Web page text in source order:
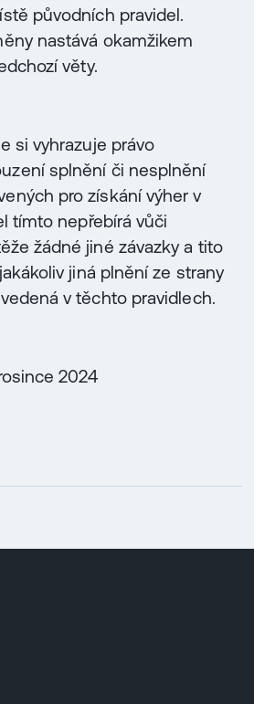
původních pravidel.
nastává okamžikem
věty.
si vyhrazuje právo
splnění či nesplnění
pro získání výher v
tímto nepřebírá vůči
žádné jiné závazky a tito
jiná plnění ze strany
v těchto pravidlech.
2024